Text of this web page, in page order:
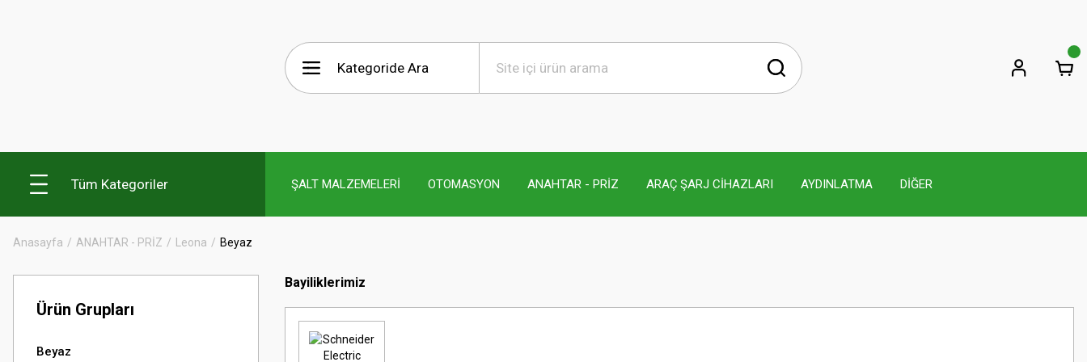
Tüm Kategoriler ŞALT MALZEMELERİ OTOMASYON ANAHTAR - PRİZ ARAÇ ŞARJ CİHAZLARI AYDINLATMA DİĞER
Anasayfa ANAHTAR - PRİZ Leona Beyaz
Ürün Grupları
Beyaz
Bayiliklerimiz